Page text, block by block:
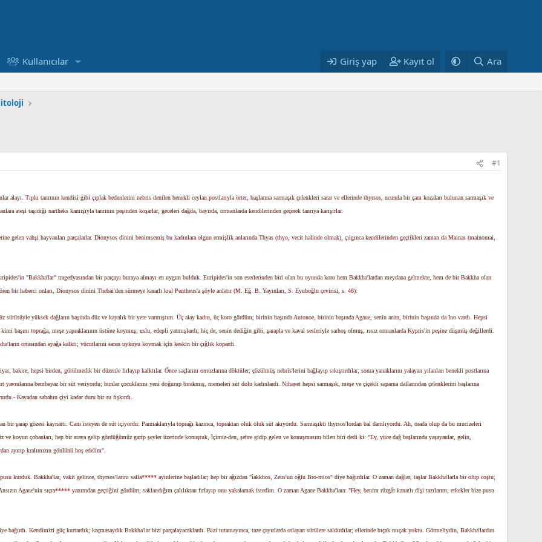
Kullanıcılar Giriş yap Kayıt ol Ara
#1
alayı. Tıpkı tanrının kendisi gibi çıplak bedenlerini nebris denilen benekli ceylan postlarıyla örter, başlarına sarmaşık çelenkleri sarar ve ellerinde thyrsos, ucunda bir çam kozaları bulunan sarmaşık ve
ateşi taşıdığı nartheks kamışıyla tanrının peşinden koşarlar, geceleri dağda, bayırda, ormanlarda kendilerinden geçerek tanrıya karışırlar.
gelen vahşi hayvanları parçalarlar. Dionysos dinini benimsemiş bu kadınlara olgun ermişlik anlarında Thyas (thyo, vecit halinde olmak), çılgınca kendilerinden geçtikleri zaman da Mainas (mainomai,
"Bakkha'lar" tragedyasından bir parçayı buraya almayı en uygun bulduk. Euripides'in son eserlerinden biri olan bu oyunda koro hem Bakkha'lardan meydana gelmekte, hem de bir Bakkha olan
bir haberci onları, Dionysos dinini Thebai'den sürmeye kararlı kral Pentheus'a şöyle anlatır (M. Eğ. B. Yayınları, S. Eyuboğlu çevirisi, s. 46):
sürüsüyle yüksek dağların başında düz ve kayalık bir yere varmıştım. Üç alay kadın, üç koro gördüm; birinin başında Autonoe, birinin başında Agaue, senin anan, birinin başında da Ino vardı. Hepsi
başını toprağa, meşe yapraklarının üstüne koymuş; uslu, edepli yatmışlardı; hiç de, senin dediğin gibi, şarapla ve kaval sesleriyle sarhoş olmuş, ıssız ormanlarda Kypris'in peşine düşmüş değillerdi.
ortasından ayağa kalktı; vücutlarını saran uykuyu kovmak için keskin bir çığlık kopardı.
bakire, hepsi birden, görülmedik bir düzenle fırlayıp kalktılar. Önce saçlarını omuzlarına döktüler; çözülmüş nebris'lerini bağlayıp sıkıştırdılar; sonra yanaklarını yalayan yılanları benekli postlarına
yavrularına bembeyaz bir süt veriyordu; bunlar çocuklarını yeni doğurup bırakmış, memeleri süt dolu kadınlardı. Nihayet hepsi sarmaşık, meşe ve çiçekli saparna dallarından çelenklerini başlarına
Kayadan sabahın çiyi kadar duru bir su fışkırdı.
şarap gözesi kaynattı. Canı isteyen de süt içiyordu: Parmaklarıyla toprağı kazınca, topraktan oluk oluk süt akıyordu. Sarmaşıktı thyrsos'lordan bal damlıyordu. Ah, orada olup da bu mucizeleri
ve koyun çobanları, hep bir araya gelip gördüğümüz garip şeyler üzerinde konuştuk, îçimiz-den, şehre gidip gelen ve konuşmasını bilen biri dedi ki: "Ey, yüce dağ başlarında yaşayanlar, gelin,
ayırıp kralımızın gönlünü hoş edelim".
kurduk. Bakkha'lar, vakit gelince, thyrsos'larını salla***** ayinlerine başladılar; hep bir ağızdan "îakkhos, Zeus'un oğlu Bro-mios" diye bağırdılar. O zaman dağlar, taşlar Bakkha'larla bir olup coştu;
Agaue'nin sıçra***** yanımdan geçtiğini gördüm; saklandığım çalılıktan fırlayıp onu yakalamak istedim. O zaman Agaue Bakkha'lara: "Hey, benim rüzgâr kanatlı dişi tazılarım; erkekler bize pusu
bağırdı. Kendimizi güç kurtardık; kaçmasaydık Bakkha'lar bizi parçalayacaklardı. Bizi tutamayınca, taze çayırlarda otlayan sürülere saldırdılar; ellerinde bıçak mıçak yoktu. Görmeliydin, Bakkha'lardan